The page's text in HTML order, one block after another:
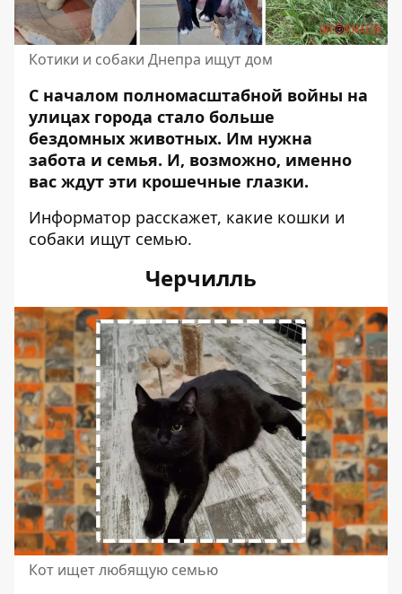
Котики и собаки Днепра ищут дом
С началом полномасштабной войны на
улицах города стало больше
бездомных животных. Им нужна
забота и семья. И, возможно, именно
вас ждут эти крошечные глазки.
Информатор расскажет, какие кошки и
собаки ищут семью.
Черчилль
Кот ищет любящую семью